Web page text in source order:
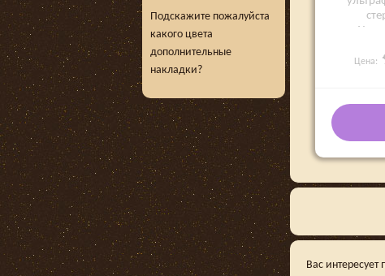
Подскажите пожалуйста
какого цвета
дополнительные
накладки?
Цена:
Вас